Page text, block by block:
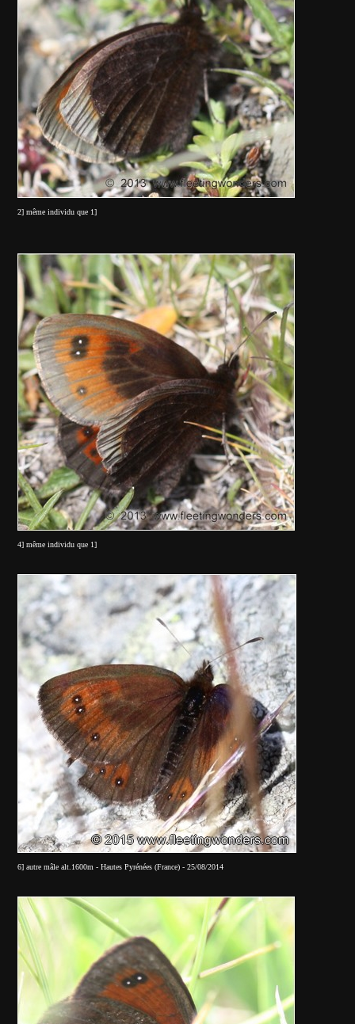
2] même individu que 1]
4] même individu que 1]
6] autre mâle alt.1600m - Hautes Pyrénées (France) - 25/08/2014